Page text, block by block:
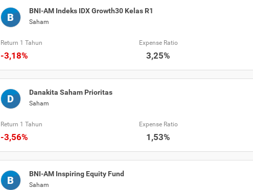
B
BNI-AM Indeks IDX Growth30 Kelas R1
Saham
Return 1 Tahun
-3,18%
Expense Ratio
3,25%
D
Danakita Saham Prioritas
Saham
Return 1 Tahun
-3,56%
Expense Ratio
1,53%
B
BNI-AM Inspiring Equity Fund
Saham